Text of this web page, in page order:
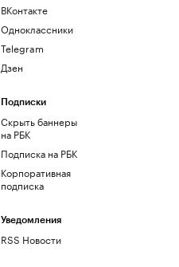
ВКонтакте
Одноклассники
Telegram
Дзен
Подписки
Скрыть баннеры
на РБК
Подписка на РБК
Корпоративная
подписка
Уведомления
RSS Новости